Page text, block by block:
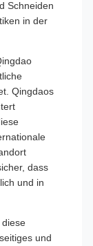
Schneiden
in der
Qingdaos
dass
und in
und